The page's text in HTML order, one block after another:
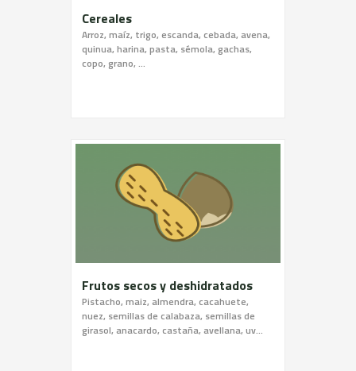
Cereales
Arroz, maíz, trigo, escanda, cebada, avena,
quinua, harina, pasta, sémola, gachas,
copo, grano, ...
Frutos secos y deshidratados
Pistacho, maiz, almendra, cacahuete,
nuez, semillas de calabaza, semillas de
girasol, anacardo, castaña, avellana, uv...